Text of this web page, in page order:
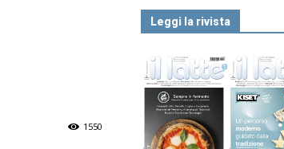
1550
Leggi la rivista